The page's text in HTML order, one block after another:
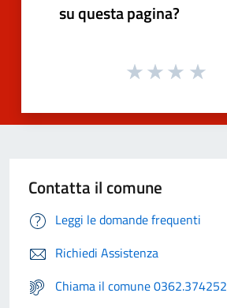
su questa pagina?
Contatta il comune
Leggi le domande frequenti
Richiedi Assistenza
Chiama il comune 0362.374252